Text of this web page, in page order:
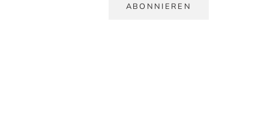
ABONNIEREN